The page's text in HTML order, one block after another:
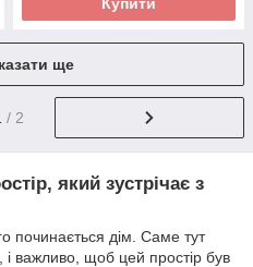
ще
/ 2
який зустрічає з
починається дім. Саме тут
важливо, щоб цей простір був